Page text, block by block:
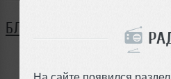
На сайте появился раздел
БЛОГ